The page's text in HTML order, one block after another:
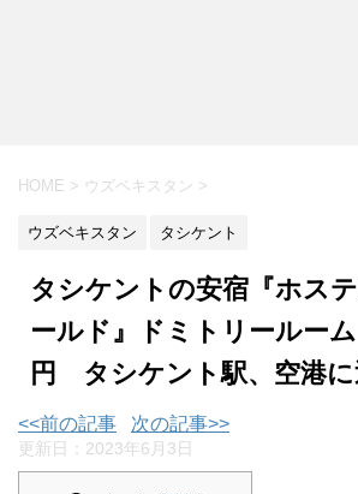
HOME > ウズベキスタン >
ウズベキスタン タシケント
タシケントの安宿『ホス
ールド』ドミトリールー
円 タシケント駅、空港に
<<前の記事 次の記事>>
更新日： 2023年6月3日